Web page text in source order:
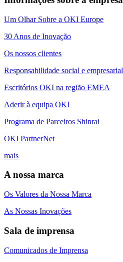
Um Olhar Sobre a OKI Europe
30 Anos de Inovação
Os nossos clientes
Responsabilidade social e empresarial
Escritórios OKI na região EMEA
Aderir à equipa OKI
Programa de Parceiros Shinrai
OKI PartnerNet
mais
A nossa marca
Os Valores da Nossa Marca
As Nossas Inovações
Sala de imprensa
Comunicados de Imprensa